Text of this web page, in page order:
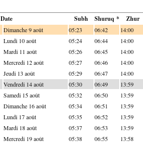
Date Subh Shuruq * Zhur
Dimanche 9 août 05:23 06:42 14:00
Lundi 10 août 05:24 06:44 14:00
Mardi 11 août 05:26 06:45 14:00
Mercredi 12 août 05:27 06:46 14:00
Jeudi 13 août 05:29 06:47 14:00
Vendredi 14 août 05:30 06:49 13:59
Samedi 15 août 05:32 06:50 13:59
Dimanche 16 août 05:34 06:51 13:59
Lundi 17 août 05:35 06:52 13:59
Mardi 18 août 05:37 06:53 13:59
Mercredi 19 août 05:38 06:55 13:58